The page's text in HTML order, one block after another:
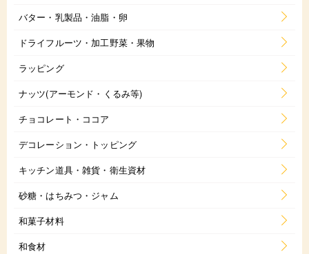
バター・乳製品・油脂・卵
ドライフルーツ・加工野菜・果物
ラッピング
ナッツ(アーモンド・くるみ等)
チョコレート・ココア
デコレーション・トッピング
キッチン道具・雑貨・衛生資材
砂糖・はちみつ・ジャム
和菓子材料
和食材